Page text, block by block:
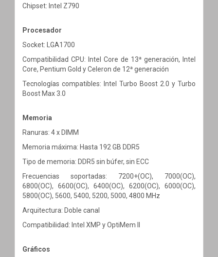
Chipset: Intel Z790
Procesador
Socket: LGA1700
Compatibilidad CPU: Intel Core de 13ª generación, Intel
Core, Pentium Gold y Celeron de 12ª generación
Tecnologías compatibles: Intel Turbo Boost 2.0 y Turbo
Boost Max 3.0
Memoria
Ranuras: 4 x DIMM
Memoria máxima: Hasta 192 GB DDR5
Tipo de memoria: DDR5 sin búfer, sin ECC
Frecuencias soportadas: 7200+(OC), 7000(OC),
6800(OC), 6600(OC), 6400(OC), 6200(OC), 6000(OC),
5800(OC), 5600, 5400, 5200, 5000, 4800 MHz
Arquitectura: Doble canal
Compatibilidad: Intel XMP y OptiMem II
Gráficos